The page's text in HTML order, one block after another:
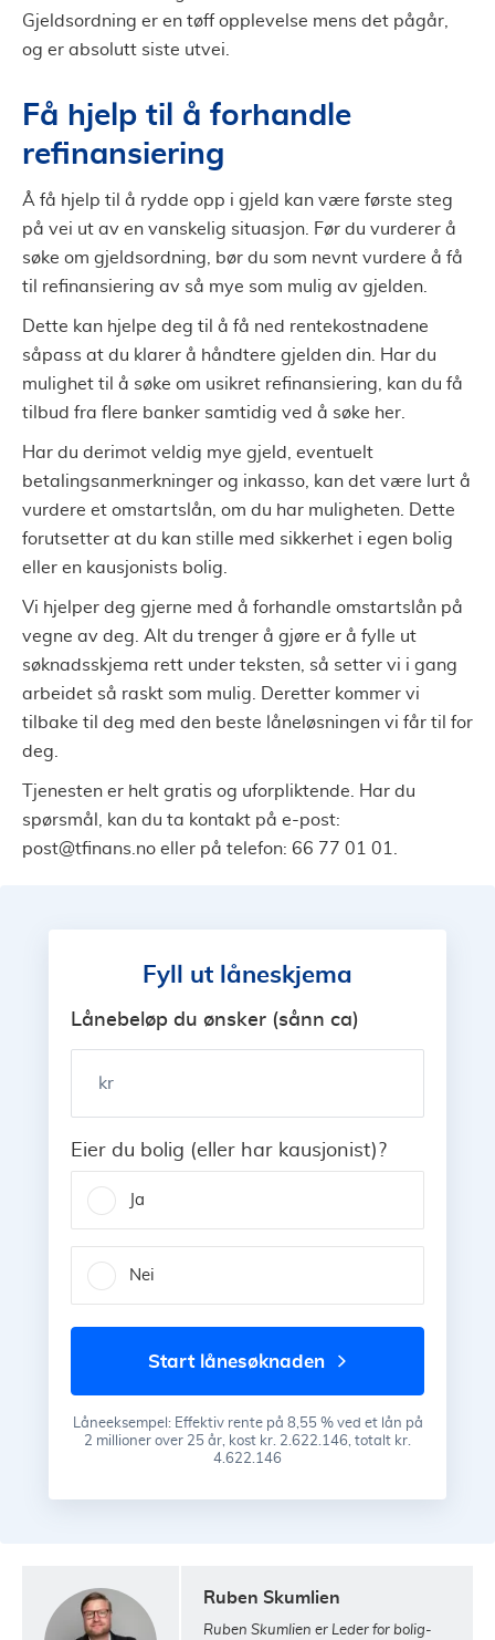
Gjeldsordning er en tøff opplevelse mens det pågår,
og er absolutt siste utvei.
Få hjelp til å forhandle
refinansiering
Å få hjelp til å rydde opp i gjeld kan være første steg
på vei ut av en vanskelig situasjon. Før du vurderer å
søke om gjeldsordning, bør du som nevnt vurdere å få
til refinansiering av så mye som mulig av gjelden.
Dette kan hjelpe deg til å få ned rentekostnadene
såpass at du klarer å håndtere gjelden din. Har du
mulighet til å søke om usikret refinansiering, kan du få
tilbud fra flere banker samtidig ved å søke her.
Har du derimot veldig mye gjeld, eventuelt
betalingsanmerkninger og inkasso, kan det være lurt å
vurdere et omstartslån, om du har muligheten. Dette
forutsetter at du kan stille med sikkerhet i egen bolig
eller en kausjonists bolig.
Vi hjelper deg gjerne med å forhandle omstartslån på
vegne av deg. Alt du trenger å gjøre er å fylle ut
søknadsskjema rett under teksten, så setter vi i gang
arbeidet så raskt som mulig. Deretter kommer vi
tilbake til deg med den beste låneløsningen vi får til for
deg.
Tjenesten er helt gratis og uforpliktende. Har du
spørsmål, kan du ta kontakt på e-post:
post@tfinans.no eller på telefon: 66 77 01 01.
Fyll ut låneskjema
Lånebeløp du ønsker (sånn ca)
kr
Eier du bolig (eller har kausjonist)?
Ja
Nei
start lånesøknaden
Låneeksempel: Effektiv rente på 8,55 % ved et lån på
2 millioner over 25 år, kost kr. 2.622.146, totalt kr.
4.622.146
Ruben Skumlien
Ruben Skumlien er Leder for bolig-